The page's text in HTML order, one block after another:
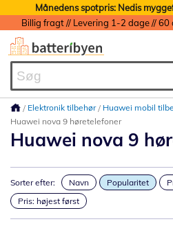
Månedens spotpris: Nedis
Elektronik tilbehør Huawei mobil
Huawei nova 9 høretelefoner
Huawei nova 9
Sorter efter: Navn Popularitet
Pris: højest først